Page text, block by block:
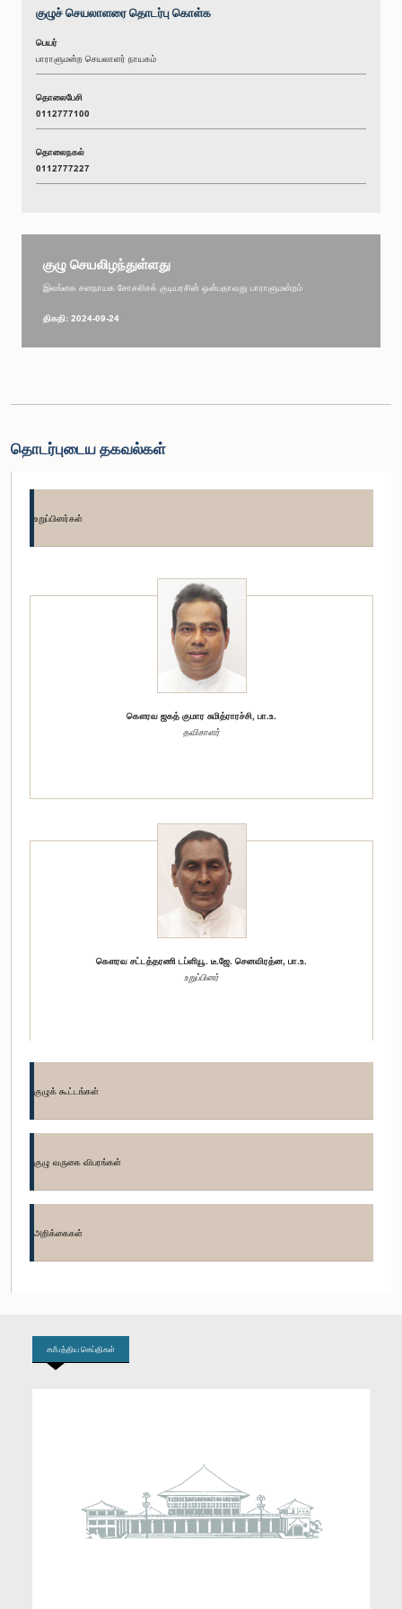
குழுச் செயலாளரை தொடர்பு கொள்க
பெயர்
பாராளுமன்ற செயலாளர் நாயகம்
தொலைபேசி
0112777100
தொலைநகல்
0112777227
குழு செயலிழந்துள்ளது
இலங்கை சனநாயக சோசலிசக் குடியரசின் ஒன்பதாவது பாராளுமன்றம்
திகதி: 2024-09-24
தொடர்புடைய தகவல்கள்
உறுப்பினர்கள்
கௌரவ ஜகத் குமார சுமித்ராரச்சி, பா.உ.
தவிசாளர்
கௌரவ சட்டத்தரணி டப்ளியூ. டீ.ஜே. செனவிரத்ன, பா.உ.
உறுப்பினர்
உறுப்பினர்
குழுக் கூட்டங்கள்
குழு வருகை விபரங்கள்
அறிக்கைகள்
சமீபத்திய செய்திகள்